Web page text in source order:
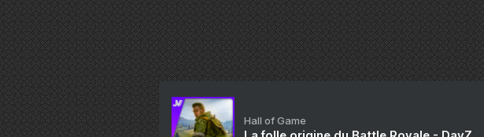
Hall of Game